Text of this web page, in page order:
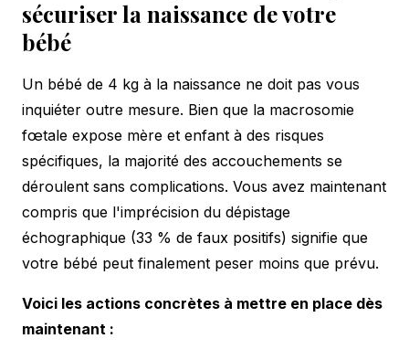
sécuriser la naissance de votre
bébé
Un bébé de 4 kg à la naissance ne doit pas vous
inquiéter outre mesure. Bien que la macrosomie
fœtale expose mère et enfant à des risques
spécifiques, la majorité des accouchements se
déroulent sans complications. Vous avez maintenant
compris que l'imprécision du dépistage
échographique (33 % de faux positifs) signifie que
votre bébé peut finalement peser moins que prévu.
Voici les actions concrètes à mettre en place dès
maintenant :